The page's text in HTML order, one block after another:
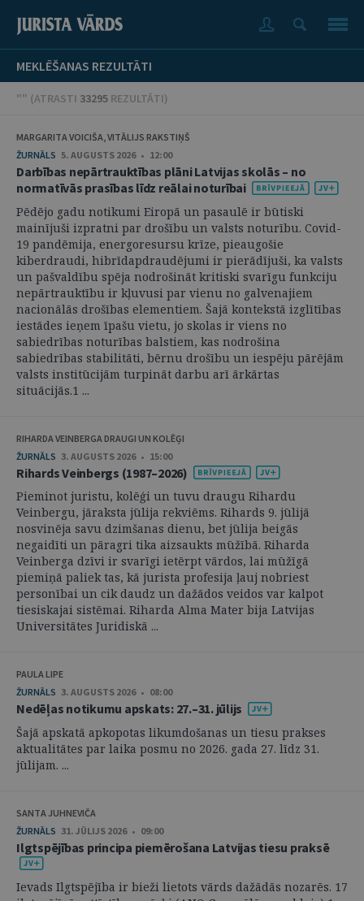
MEKLĒŠANAS REZULTĀTI
"" (ATRASTI 33295 REZULTĀTI)
MARGARITA VOICIŠA, VITĀLIJS RAKSTIŅŠ
ŽURNĀLS 5. AUGUSTS 2026 • 12:00
Darbības nepārtrauktības plāni Latvijas skolās – no
normatīvās prasības līdz reālai noturībai
Pēdējo gadu notikumi Eiropā un pasaulē ir būtiski
mainījuši izpratni par drošību un valsts noturību. Covid-
19 pandēmija, energoresursu krīze, pieaugošie
kiberdraudi, hibrīdapdraudējumi ir pierādījuši, ka valsts
un pašvaldību spēja nodrošināt kritiski svarīgu funkciju
nepārtrauktību ir kļuvusi par vienu no galvenajiem
nacionālās drošības elementiem. Šajā kontekstā izglītības
iestādes ieņem īpašu vietu, jo skolas ir viens no
sabiedrības noturības balstiem, kas nodrošina
sabiedrības stabilitāti, bērnu drošību un iespēju pārējām
valsts institūcijām turpināt darbu arī ārkārtas
situācijās.1 ...
RIHARDA VEINBERGA DRAUGI UN KOLĒĢI
ŽURNĀLS 3. AUGUSTS 2026 • 15:00
Rihards Veinbergs (1987–2026)
Pieminot juristu, kolēģi un tuvu draugu Rihardu
Veinbergu, jāraksta jūlija rekviēms. Rihards 9. jūlijā
nosvinēja savu dzimšanas dienu, bet jūlija beigās
negaidīti un pāragri tika aizsaukts mūžībā. Riharda
Veinberga dzīvi ir svarīgi ietērpt vārdos, lai mūžīgā
piemiņā paliek tas, kā jurista profesija ļauj nobriest
personībai un cik daudz un dažādos veidos var kalpot
tiesiskajai sistēmai. Riharda Alma Mater bija Latvijas
Universitātes Juridiskā ...
PAULA LIPE
ŽURNĀLS 3. AUGUSTS 2026 • 08:00
Nedēļas notikumu apskats: 27.–31. jūlijs
Šajā apskatā apkopotas likumdošanas un tiesu prakses
aktualitātes par laika posmu no 2026. gada 27. līdz 31.
jūlijam. ...
SANTA JUHNEVIČA
ŽURNĀLS 31. JŪLIJS 2026 • 09:00
Ilgtspējības principa piemērošana Latvijas tiesu praksē
Ievads Ilgtspējība ir bieži lietots vārds dažādās nozarēs. 17